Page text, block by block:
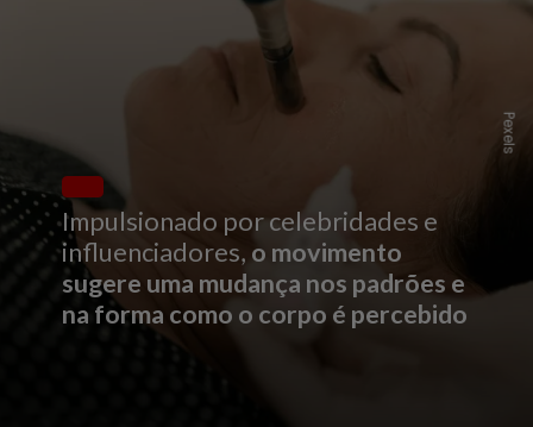
Impulsionado por celebridades e
influenciadores, o movimento
sugere uma mudança nos padrões e
na forma como o corpo é percebido
Pexels